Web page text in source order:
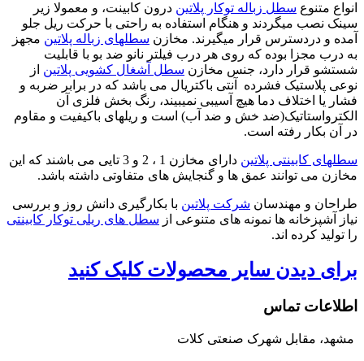
انواع متنوع سطل زباله توکار پلاتین درون کابینت، و معمولا زیر
سینک نصب میگردند و هنگام استفاده به راحتی با حرکت ریل جلو
آمده و دردسترس قرار میگیرند. مخازن سطلهای زباله پلاتین مجهز
به درب مجزا بوده که روی هر درب فیلتر نانو ضد بو با قابلیت
شستشو قرار دارد، جنس مخازن سطل آشغال کشویی پلاتین از
نوعی پلاستیک فشرده آنتی باکتریال می باشد که در برابر ضربه و
فشار یا اختلاف دما هیچ آسیبی نمیبیند، رنگ بخش فلزی آن
الکترواستاتیک(ضد خش و ضد آب) است و ریلهای باکیفیت و مقاوم
در آن بکار رفته است.
سطلهای کابینتی پلاتین
دارای مخازن 1 ، 2 و 3 تایی می باشند که این
مخازن می توانند عمق ها و گنجایش های متفاوتی داشته باشد.
طراحان و مهندسان شرکت پلاتین با بکارگیری دانش روز و بررسی
نیاز آشپزخانه ها نمونه های متنوعی از سطل های ریلی توکار کابینتی
را تولید کرده اند.
برای دیدن سایر محصولات کلیک کنید
اطلاعات تماس
مشهد، مقابل شهرک صنعتی کلات